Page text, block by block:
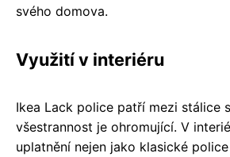
svého domova.
Využití v interiéru
Ikea Lack police patří mezi stálice
všestrannost je ohromující. V
uplatnění nejen jako klasické